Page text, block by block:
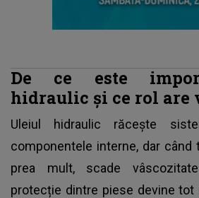
De ce este
hidraulic și ce rol are
Uleiul hidraulic răcește
componentele interne, dar când
prea mult, scade
protecție dintre piese devine tot